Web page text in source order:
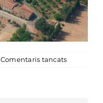
Comentaris tancatsa Dom